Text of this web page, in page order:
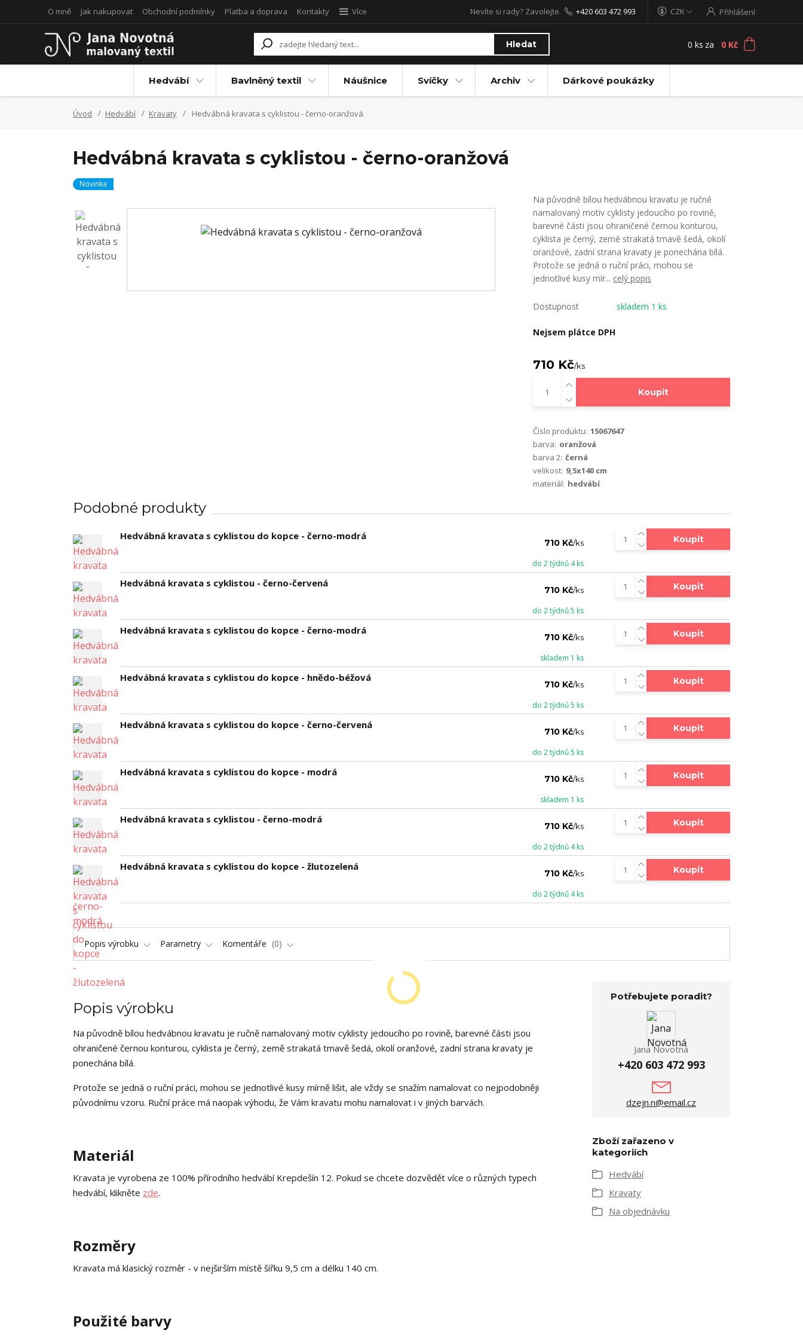
O mně Jak nakupovat Obchodní podmínky Platba a doprava Kontakty Více CZK Přihlášení
Hledat
Nevíte si rady? Zavolejte. +420 603 472 993
0 ks za 0 Kč
Hedvábí Bavlněný textil Náušnice Svíčky Archiv Dárkové poukázky
Úvod Hedvábí Kravaty Hedvábná kravata s cyklistou - černo-oranžová
Hedvábná kravata s cyklistou - černo-oranžová
Novinka
Na původně bílou hedvábnou kravatu je ručně
namalovaný motiv cyklisty jedoucího po rovině,
barevné části jsou ohraničené černou konturou,
cyklista je černý, země strakatá tmavě šedá, okolí
oranžové, zadní strana kravaty je ponechána bílá.
Protože se jedná o ruční práci, mohou se
jednotlivé kusy mír... celý popis
Dostupnost skladem 1 ks
Nejsem plátce DPH
710 Kč/ks
Koupit
Číslo produktu: 15067647
barva: oranžová
barva 2: černá
velikost: 9,5x140 cm
materiál: hedvábí
Podobné produkty
Hedvábná kravata s cyklistou do kopce - černo-modrá
710 Kč/ks
do 2 týdnů 4 ks
Koupit
Hedvábná kravata s cyklistou - černo-červená
710 Kč/ks
do 2 týdnů 5 ks
Koupit
Hedvábná kravata s cyklistou do kopce - černo-modrá
710 Kč/ks
skladem 1 ks
Koupit
Hedvábná kravata s cyklistou do kopce - hnědo-béžová
710 Kč/ks
do 2 týdnů 5 ks
Koupit
Hedvábná kravata s cyklistou do kopce - černo-červená
710 Kč/ks
do 2 týdnů 5 ks
Koupit
Hedvábná kravata s cyklistou do kopce - modrá
710 Kč/ks
skladem 1 ks
Koupit
Hedvábná kravata s cyklistou - černo-modrá
710 Kč/ks
do 2 týdnů 4 ks
Koupit
Hedvábná kravata s cyklistou do kopce - žlutozelená
710 Kč/ks
do 2 týdnů 4 ks
Koupit
Popis výrobku Parametry Komentáře 0
Popis výrobku
Na původně bílou hedvábnou kravatu je ručně namalovaný motiv cyklisty jedoucího po rovině, barevné části jsou
ohraničené černou konturou, cyklista je černý, země strakatá tmavě šedá, okolí oranžové, zadní strana kravaty je
ponechána bílá.
Protože se jedná o ruční práci, mohou se jednotlivé kusy mírně lišit, ale vždy se snažím namalovat co nejpodobněji
původnímu vzoru. Ruční práce má naopak výhodu, že Vám kravatu mohu namalovat i v jiných barvách.
Materiál
Kravata je vyrobena ze 100% přírodního hedvábí Krepdešín 12. Pokud se chcete dozvědět více o různých typech
hedvábí, klikněte zde.
Rozměry
Kravata má klasický rozměr - v nejširším místě šířku 9,5 cm a délku 140 cm.
Použité barvy
Potřebujete poradit?
Jana Novotná
+420 603 472 993
dzejn.n@email.cz
Zboží zařazeno v
kategoriích
Hedvábí
Kravaty
Na objednávku